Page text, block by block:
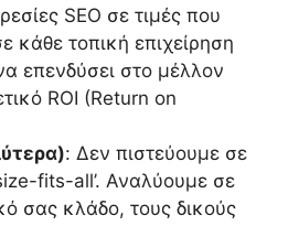
SEO σε τιμές που
κάθε τοπική επιχείρηση
επενδύσει στο μέλλον
ROI (Return on
: Δεν πιστεύουμε σε
fits-all’. Αναλύουμε σε
σας κλάδο, τους δικούς